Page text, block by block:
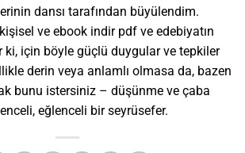
dansı tarafından büyülendim.
ve ebook indir pdf ve edebiyatın
ki, için böyle güçlü duygular ve tepkiler
derin veya anlamlı olmasa da, bazen
bunu istersiniz – düşünme ve çaba
eğlenceli bir seyrüsefer.